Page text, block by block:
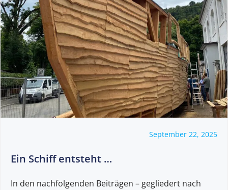
September 22, 2025
Ein Schiff entsteht …
In den nachfolgenden Beiträgen – gegliedert nach